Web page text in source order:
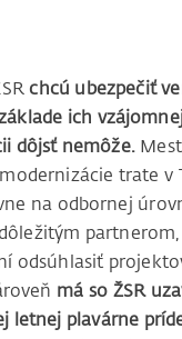
chcú ubezpečiť
ich
dôjsť nemôže.
trate v
na odbornej
odsúhlasiť
má so ŽSR
letnej plavárne